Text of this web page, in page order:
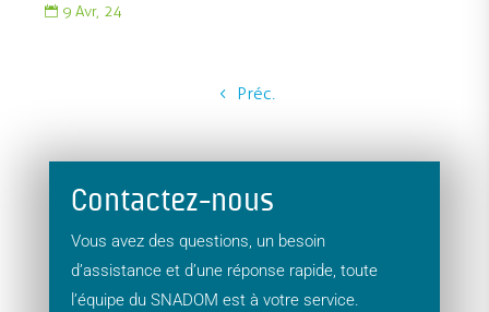
 9 Avr, 24
Préc.
Contactez-nous
Vous avez des questions, un besoin
d’assistance et d’une réponse rapide, toute
l’équipe du SNADOM est à votre service.